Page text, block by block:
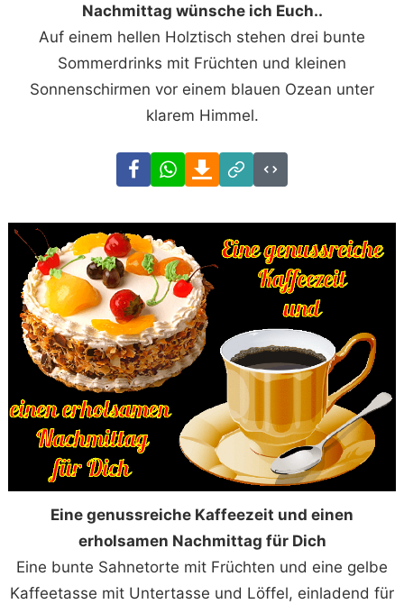
Nachmittag wünsche ich Euch..
Auf einem hellen Holztisch stehen drei bunte
Sommerdrinks mit Früchten und kleinen
Sonnenschirmen vor einem blauen Ozean unter
klarem Himmel.
FacebookWhatsAppDownload
Link
Code
Eine genussreiche Kaffeezeit und einen
erholsamen Nachmittag für Dich
Eine bunte Sahnetorte mit Früchten und eine gelbe
Kaffeetasse mit Untertasse und Löffel, einladend für